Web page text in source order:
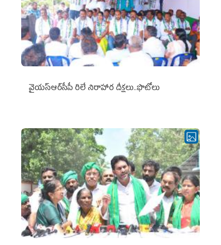
వైయ‌స్ఆర్‌సీపీ రిలే నిరాహార దీక్షలు..ఫొటోలు